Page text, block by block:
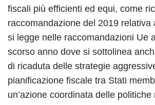
fiscali più efficienti ed equi, come
raccomandazione del 2019 relativa
si legge nelle raccomandazioni Ue
scorso anno dove si sottolinea
di ricaduta delle strategie
pianificazione fiscale tra Stati
un’azione coordinata delle politiche